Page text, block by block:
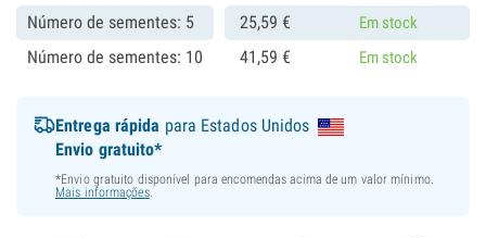
Número de sementes: 5 25,59 € Em stock
Número de sementes: 10 41,59 € Em stock
Entrega rápida para Estados Unidos
Envio gratuito*
*Envio gratuito disponível para encomendas acima de um valor mínimo.
Mais informações.